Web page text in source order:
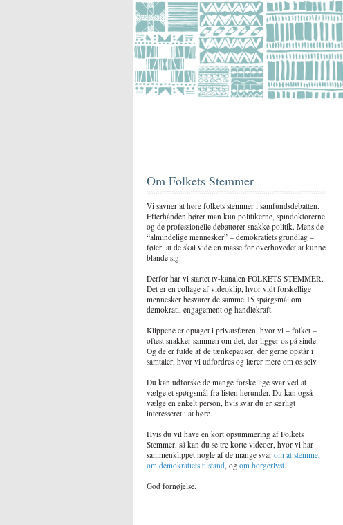
Om Folkets Stemmer
Vi savner at høre folkets stemmer i samfundsdebatten.
Efterhånden hører man kun politikerne, spindoktorerne
og de professionelle debattører snakke politik. Mens de
“almindelige mennesker” – demokratiets grundlag –
føler, at de skal vide en masse for overhovedet at kunne
blande sig.
Derfor har vi startet tv-kanalen FOLKETS STEMMER.
Det er en collage af videoklip, hvor vidt forskellige
mennesker besvarer de samme 15 spørgsmål om
demokrati, engagement og handlekraft.
Klippene er optaget i privatsfæren, hvor vi – folket –
oftest snakker sammen om det, der ligger os på sinde.
Og de er fulde af de tænkepauser, der gerne opstår i
samtaler, hvor vi udfordres og lærer mere om os selv.
Du kan udforske de mange forskellige svar ved at
vælge et spørgsmål fra listen herunder. Du kan også
vælge en enkelt person, hvis svar du er særligt
interesseret i at høre.
Hvis du vil have en kort opsummering af Folkets
Stemmer, så kan du se tre korte videoer, hvor vi har
sammenklippet nogle af de mange svar om at stemme,
om demokratiets tilstand, og om borgerlyst.
God fornøjelse.